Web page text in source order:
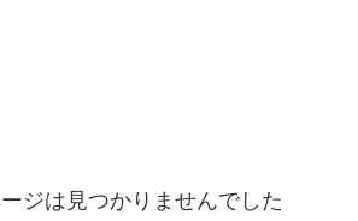
ジは見つかりませんでした